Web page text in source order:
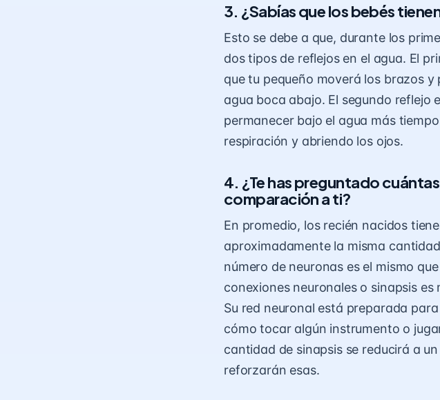
3. ¿Sabías que los bebés
Esto se debe a que, durante los
dos tipos de reflejos en el agua. El
que tu pequeño moverá los brazos
agua boca abajo. El segundo reflejo
permanecer bajo el agua más
respiración y abriendo los ojos.
4. ¿Te has preguntado
comparación a ti?
En promedio, los recién nacidos
aproximadamente la misma
número de neuronas es el mismo
conexiones neuronales o sinapsis
Su red neuronal está preparada
cómo tocar algún instrumento o
cantidad de sinapsis se reducirá a
reforzarán esas.